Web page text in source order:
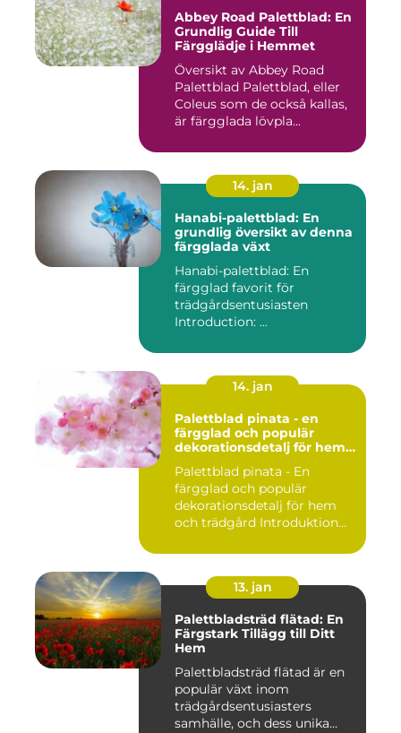
Abbey Road Palettblad: En
Grundlig Guide Till
Färgglädje i Hemmet
Översikt av Abbey Road
Palettblad Palettblad, eller
Coleus som de också kallas,
är färgglada lövpla...
14. jan
Hanabi-palettblad: En
grundlig översikt av denna
färgglada växt
Hanabi-palettblad: En
färgglad favorit för
trädgårdsentusiasten
Introduction: ...
14. jan
Palettblad pinata - en
färgglad och populär
dekorationsdetalj för hem
Palettblad pinata - En
färgglad och populär
dekorationsdetalj för hem
och trädgård Introduktion
13. jan
Palettbladsträd flätad: En
Färgstark Tillägg till Ditt
Hem
Palettbladsträd flätad är en
populär växt inom
trädgårdsentusiasters
samhälle, och dess unika